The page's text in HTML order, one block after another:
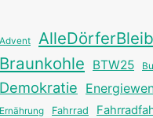
Advent
Braunkohle BTW25
Demokratie
Ernährung Fahrrad